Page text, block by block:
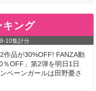
キング
10集計分
作品が30%OFF! FANZA動
OFF」第2弾を明日1日
ペーンガールは田野憂さ